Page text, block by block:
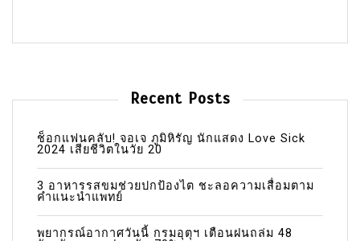
Recent Posts
ช็อกแฟนคลับ! จอเจ ภูมิหิรัญ นักแสดง Love Sick
2024 เสียชีวิตในวัย 20
3 อาหารรสขมช่วยปกป้องไต ชะลอความเสื่อมตาม
คำแนะนำแพทย์
พยากรณ์อากาศวันนี้ กรมอุตุฯ เตือนฝนถล่ม 48